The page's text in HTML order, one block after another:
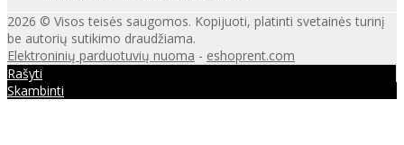
2026 © Visos teisės saugomos. Kopijuoti, platinti svetainės turinį
be autorių sutikimo draudžiama.
Elektroninių parduotuvių nuoma - eshoprent.com
Rašyti
Skambinti